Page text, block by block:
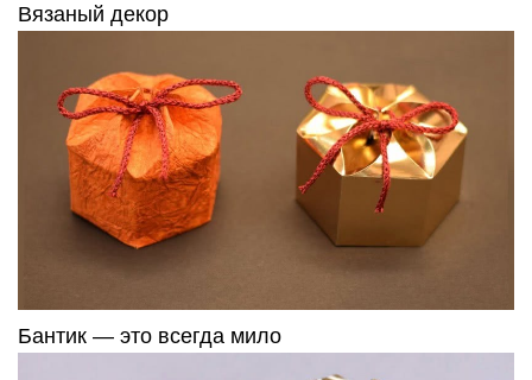
Вязаный декор
Бантик — это всегда мило